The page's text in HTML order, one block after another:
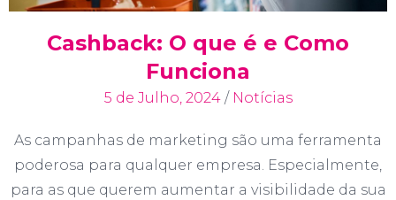
Cashback: O que é e Como
Funciona
5 de Julho, 2024 / Notícias
As campanhas de marketing são uma ferramenta
poderosa para qualquer empresa. Especialmente,
para as que querem aumentar a visibilidade da sua